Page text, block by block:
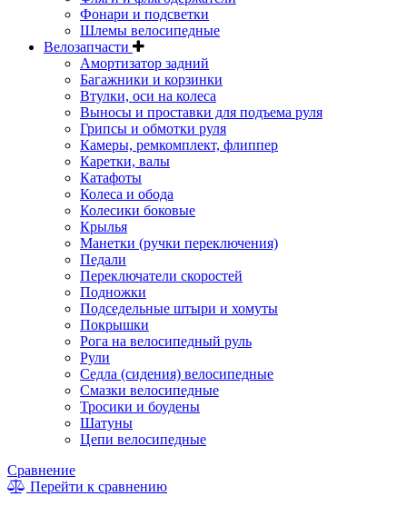
Фонари и подсветки
Шлемы велосипедные
Велозапчасти
Амортизатор задний
Багажники и корзинки
Втулки, оси на колеса
Выносы и проставки для подъема руля
Грипсы и обмотки руля
Камеры, ремкомплект, флиппер
Каретки, валы
Катафоты
Колеса и обода
Колесики боковые
Крылья
Манетки (ручки переключения)
Педали
Переключатели скоростей
Подножки
Подседельные штыри и хомуты
Покрышки
Рога на велосипедный руль
Рули
Седла (сидения) велосипедные
Смазки велосипедные
Тросики и боудены
Шатуны
Цепи велосипедные
Сравнение
Перейти к сравнению